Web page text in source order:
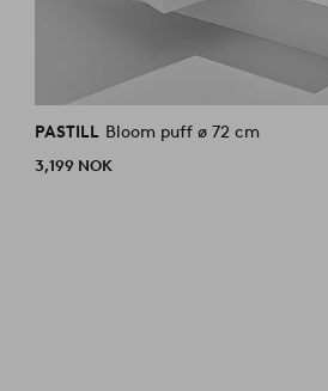
PASTILL Bloom puff ø 72 cm
3,199 NOK